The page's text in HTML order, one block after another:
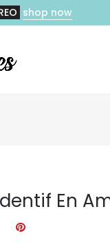
shop now
En